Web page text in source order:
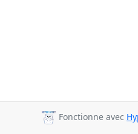
Fonctionne avec